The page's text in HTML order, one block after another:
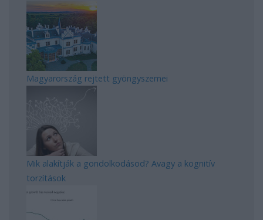
Magyarország rejtett gyöngyszemei
Mik alakítják a gondolkodásod? Avagy a kognitív
torzítások